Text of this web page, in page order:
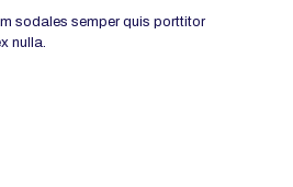
sodales semper quis porttitor
nulla.